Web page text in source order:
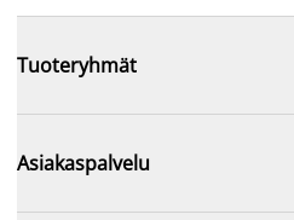
Tuoteryhmät
Asiakaspalvelu